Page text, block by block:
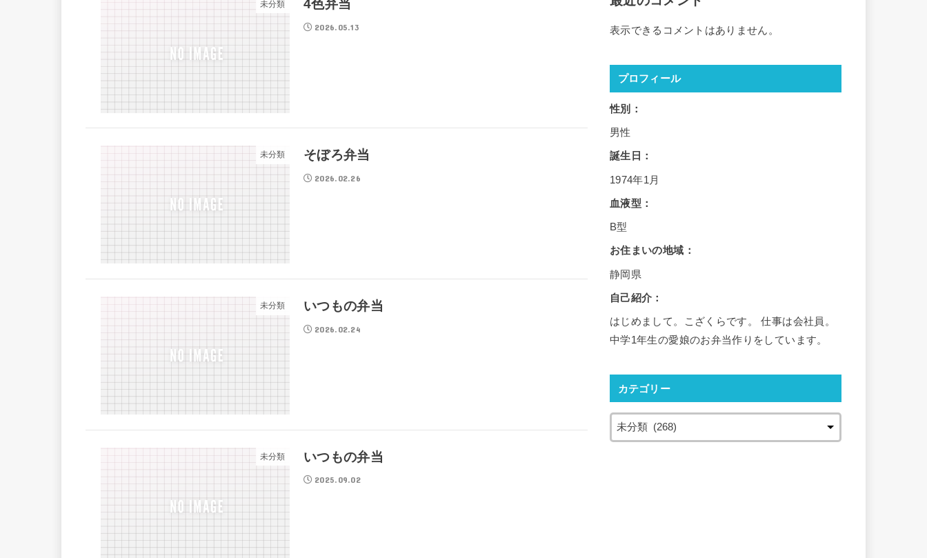
未分類 4色弁当
2026.05.13
未分類 そぼろ弁当
2026.02.26
未分類 いつもの弁当
2026.02.24
未分類 いつもの弁当
2025.09.02
表示できるコメントはありません。
プロフィール
性別：
男性
誕生日：
1974年1月
血液型：
B型
お住まいの地域：
静岡県
自己紹介：
はじめまして。こざくらです。 仕事は会社員。
中学1年生の愛娘のお弁当作りをしています。
カテゴリー